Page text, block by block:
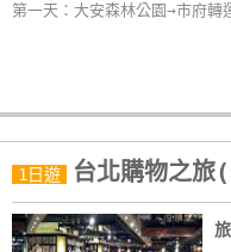
租
帶
你
玩
第一天：大安森林公園→市府轉
1日遊 台北購物之旅